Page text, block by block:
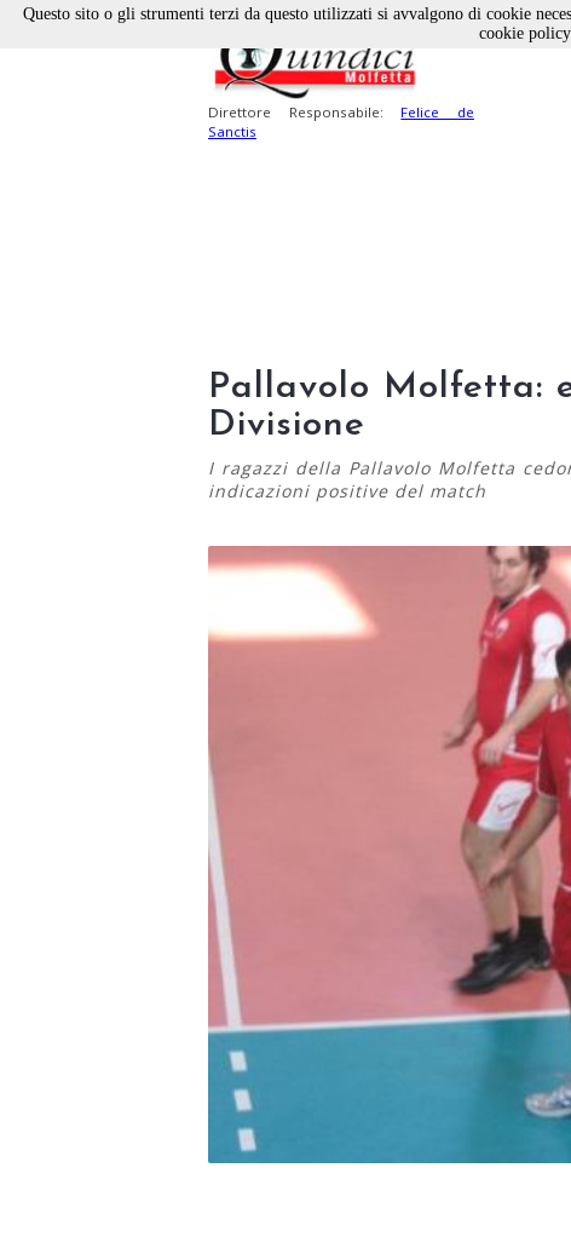
Direttore Responsabile: Felice de
Sanctis
Pallavolo Molfetta:
Divisione
I ragazzi della Pallavolo Molfetta
indicazioni positive del match
Questo sito o gli strumenti terzi da questo utilizzati si avvalgono di cookie
cookie